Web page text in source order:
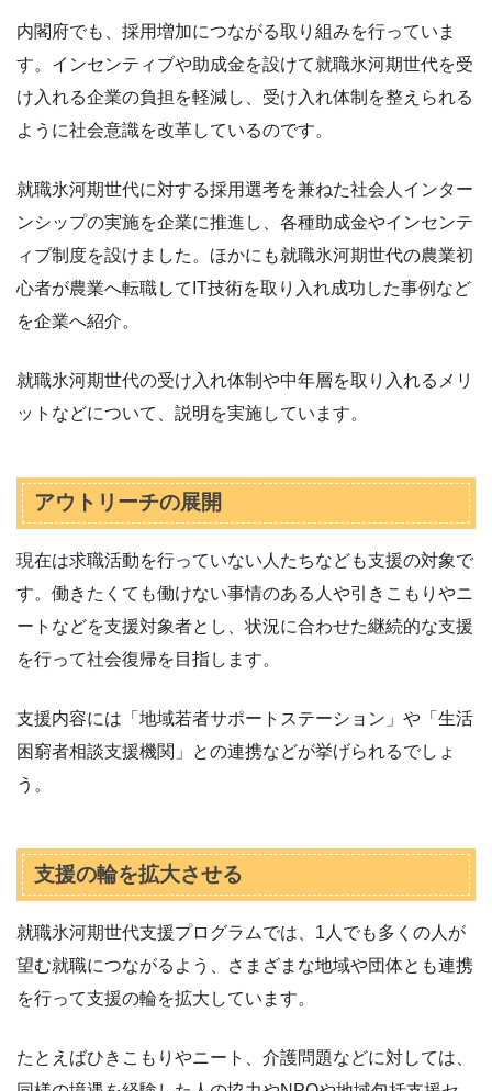
内閣府でも、採用増加につながる取り組みを行っていま
す。インセンティブや助成金を設けて就職氷河期世代を受
け入れる企業の負担を軽減し、受け入れ体制を整えられる
ように社会意識を改革しているのです。
就職氷河期世代に対する採用選考を兼ねた社会人インター
ンシップの実施を企業に推進し、各種助成金やインセンテ
ィブ制度を設けました。ほかにも就職氷河期世代の農業初
心者が農業へ転職してIT技術を取り入れ成功した事例など
を企業へ紹介。
就職氷河期世代の受け入れ体制や中年層を取り入れるメリ
ットなどについて、説明を実施しています。
アウトリーチの展開
現在は求職活動を行っていない人たちなども支援の対象で
す。働きたくても働けない事情のある人や引きこもりやニ
ートなどを支援対象者とし、状況に合わせた継続的な支援
を行って社会復帰を目指します。
支援内容には「地域若者サポートステーション」や「生活
困窮者相談支援機関」との連携などが挙げられるでしょ
う。
支援の輪を拡大させる
就職氷河期世代支援プログラムでは、1人でも多くの人が
望む就職につながるよう、さまざまな地域や団体とも連携
を行って支援の輪を拡大しています。
たとえばひきこもりやニート、介護問題などに対しては、